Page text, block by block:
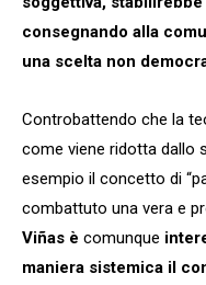
consegnando alla
una scelta non
Controbattendo che la
come viene ridotta dallo
esempio il concetto di
combattuto una vera e
Viñas è comunque
maniera sistemica il